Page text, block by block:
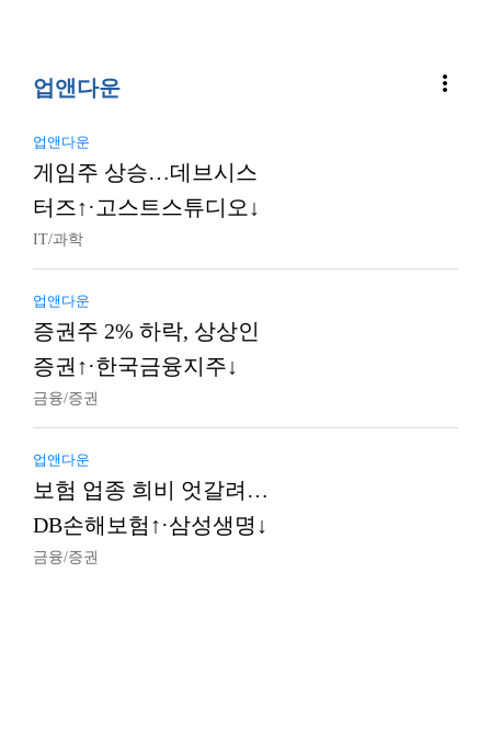
업앤다운 more_vert
업앤다운
게임주 상승…데브시스
터즈↑·고스트스튜디오↓
IT/과학
업앤다운
증권주 2% 하락, 상상인
증권↑·한국금융지주↓
금융/증권
업앤다운
보험 업종 희비 엇갈려…
DB손해보험↑·삼성생명↓
금융/증권